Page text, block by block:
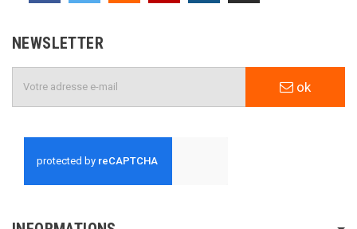
NEWSLETTER
ok